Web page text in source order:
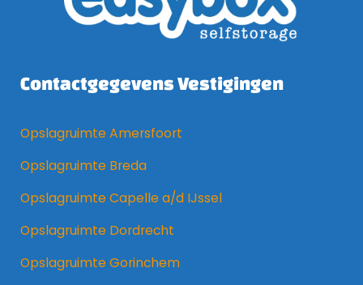
Contactgegevens Vestigingen
Opslagruimte Amersfoort
Opslagruimte Breda
Opslagruimte Capelle a/d IJssel
Opslagruimte Dordrecht
Opslagruimte Gorinchem